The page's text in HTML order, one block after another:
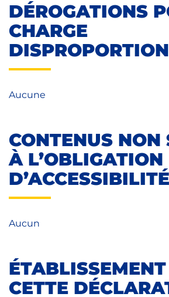
DÉROGATIONS
CHARGE
Aucune
CONTENUS NON
À L’OBLIGATION
D’ACCESSIBILITÉ
Aucun
CETTE